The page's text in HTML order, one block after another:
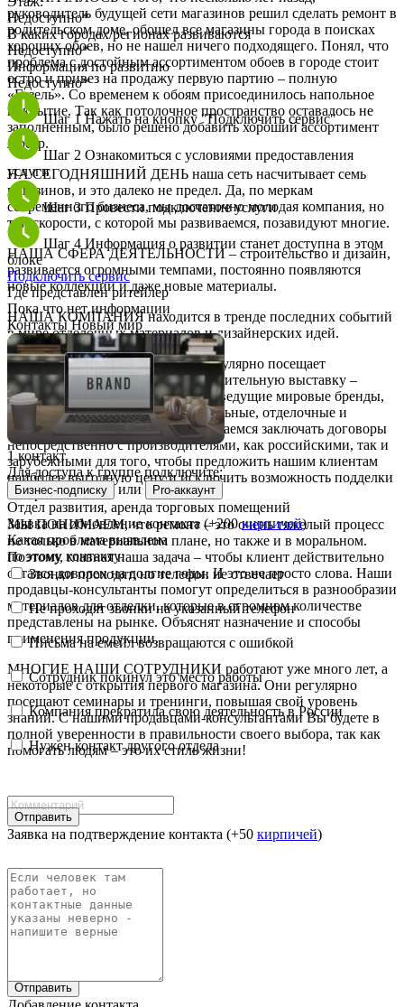
руководитель будущей сети магазинов решил сделать ремонт в
родительском доме, обошел все магазины города в поисках
хороших обоев, но не нашел ничего подходящего. Понял, что
проблема с достойным ассортиментом обоев в городе стоит
остро и привез на продажу первую партию – полную
«Газель». Со временем к обоям присоединилось напольное
покрытие. Так как потолочное пространство оставалось не
заполненным, было решено добавить хороший ассортимент
люстр.
НА СЕГОДНЯШНИЙ ДЕНЬ наша сеть насчитывает семь
магазинов, и это далеко не предел. Да, по меркам
современного бизнеса, мы достаточно молодая компания, но
той скорости, с которой мы развиваемся, позавидуют многие.
НАША СФЕРА ДЕЯТЕЛЬНОСТИ – строительство и дизайн,
развивается огромными темпами, постоянно появляются
новые коллекции и даже новые материалы.
НАША КОМПАНИЯ находится в тренде последних событий
в мире отделочных материалов и дизайнерских идей.
РУКОВОДСТВО организации регулярно посещает
крупнейшую международную строительную выставку –
«Mosbuild», где представлены все ведущие мировые бренды,
демонстрирующие новые строительные, отделочные и
декоративные материалы. Мы стараемся заключать договоры
непосредственно с производителями, как российскими, так и
зарубежными для того, чтобы предложить нашим клиентам
наиболее выгодную цену и исключить возможность подделки
товара.
МЫ ПОНИМАЕМ, что ремонт – это очень тяжелый процесс
не только в материальном плане, но также и в моральном.
Поэтому, главная наша задача – чтобы клиент действительно
остался доволен на долгие годы. И это не просто слова. Наши
продавцы-консультанты помогут определиться в разнообразии
материалов для отделки, которые в огромном количестве
представлены на рынке. Объяснят назначение и способы
применения продукции.
МНОГИЕ НАШИ СОТРУДНИКИ работают уже много лет, а
некоторые с открытия первого магазина. Они регулярно
посещают семинары и тренинги, повышая свой уровень
знаний. С нашими продавцами-консультантами Вы будете в
полной уверенности в правильности своего выбора, так как
помогать людям – это их стиль жизни!
Недоступно*
В каких городах/регионах развиваются
Недоступно*
Информация по развитию
Недоступно*
Шаг 1Нажать на кнопку "Подключить сервис"
Шаг 2 Ознакомиться с условиями предоставления
услуги
Шаг 3Провести подключение услуги
Шаг 4 Информация о развитии станет доступна в этом
блоке
Подключить сервис
Где представлен ритейлер
Пока что нет информации
Контакты Новый мир
1 контакт
Для доступа к группе подключите:
Бизнес-подписку или Pro-аккаунт
Отдел развития, аренда торговых помещений
Заявка на обновление контакта (+200кирпичей)
Какая проблема выявлена
по этому контакту:
Звонки проходят, но телефон не отвечает
Не проходят звонки на указанный телефон
Письма на емейл возвращаются с ошибкой
Сотрудник покинул это место работы
Компания прекратила свою деятельность в России
Нужен контакт другого отдела
Отправить
Заявка на подтверждение контакта (+50 кирпичей)
Отправить